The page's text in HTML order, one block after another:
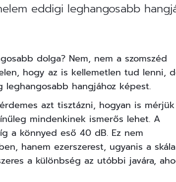
eddigi leghangosabb
dolga? Nem, nem a szomszéd
hogy az is kellemetlen tud lenni,
hangjához képest.
azt tisztázni, hogyan is
mindenkinek ismerős lehet. A
a könnyed eső 40 dB. Ez nem
hanem ezerszerest, ugyanis a skála
a különbség az utóbbi javára,